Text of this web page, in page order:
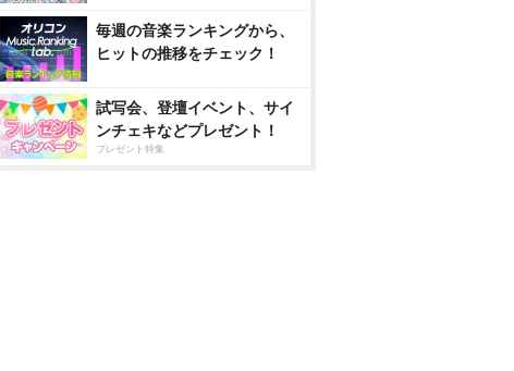
毎週の音楽ランキングから、
ヒットの推移をチェック！
試写会、登壇イベント、サイ
ンチェキなどプレゼント！
プレゼント特集